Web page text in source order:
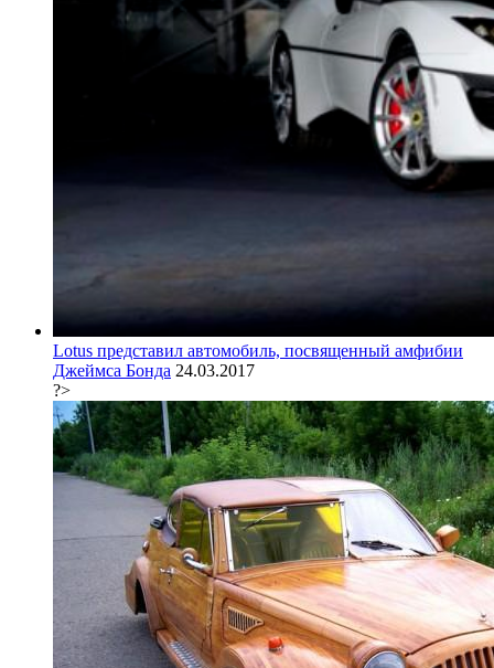
Lotus представил автомобиль, посвященный амфибии
Джеймса Бонда 24.03.2017
?>